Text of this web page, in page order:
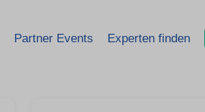
Partner Events Experten finden